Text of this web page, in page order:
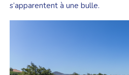
s’apparentent à une bulle.